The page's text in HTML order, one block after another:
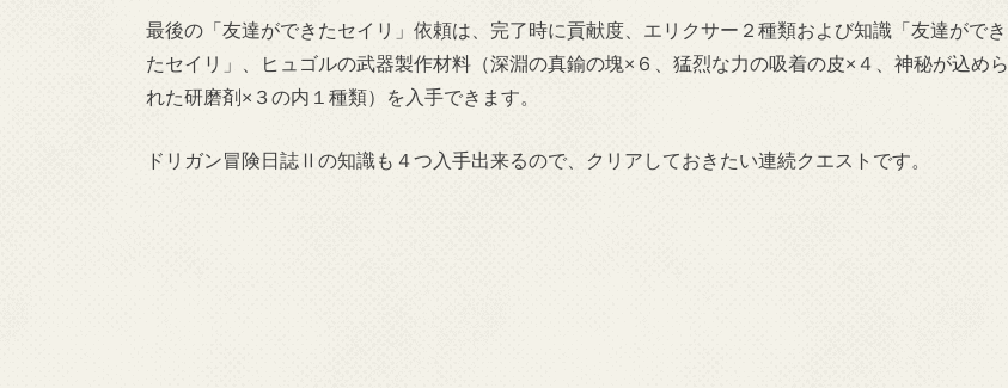
最後の「友達ができたセイリ」依頼は、完了時に貢献度、エリクサー２種類および知識「友達ができ
たセイリ」、ヒュゴルの武器製作材料（深淵の真鍮の塊×６、猛烈な力の吸着の皮×４、神秘が込めら
れた研磨剤×３の内１種類）を入手できます。
ドリガン冒険日誌Ⅱの知識も４つ入手出来るので、クリアしておきたい連続クエストです。